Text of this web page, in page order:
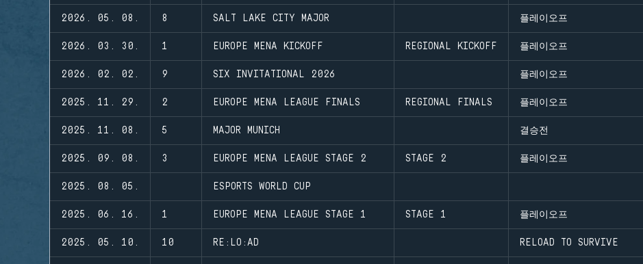
2026. 05. 08. 8 SALT LAKE CITY MAJOR 플레이오프
2026. 03. 30. 1 EUROPE MENA KICKOFF REGIONAL KICKOFF 플레이오프
2026. 02. 02. 9 SIX INVITATIONAL 2026 플레이오프
2025. 11. 29. 2 EUROPE MENA LEAGUE FINALS REGIONAL FINALS 플레이오프
2025. 11. 08. 5 MAJOR MUNICH 결승전
2025. 09. 08. 3 EUROPE MENA LEAGUE STAGE 2 STAGE 2 플레이오프
2025. 08. 05. ESPORTS WORLD CUP
2025. 06. 16. 1 EUROPE MENA LEAGUE STAGE 1 STAGE 1 플레이오프
2025. 05. 10. 10 RE:LO:AD RELOAD TO SURVIVE